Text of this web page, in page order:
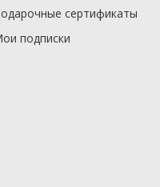
сертификаты
подписки